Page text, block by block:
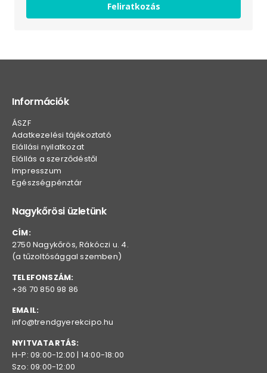
Feliratkozás
Információk
ÁSZF
Adatkezelési tájékoztató
Elállási nyilatkozat
Elállás a szerződéstől
Impresszum
Egészségpénztár
Nagykőrösi üzletünk
CÍM:
2750 Nagykőrös, Rákóczi u. 4.
(a tűzoltósággal szemben)
TELEFONSZÁM:
+36 70 850 98 86
EMAIL:
info@trendgyerekcipo.hu
NYITVATARTÁS:
H-P: 09:00-12:00 | 14:00-18:00
Szo: 09:00-12:00